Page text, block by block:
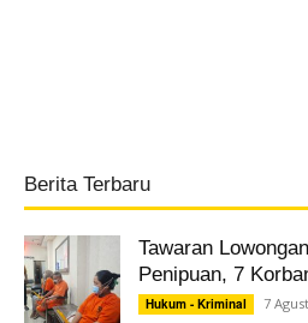
Berita Terbaru
Tawaran
Penipuan, 7
Hukum - Kriminal 7